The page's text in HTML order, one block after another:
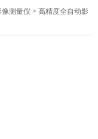
测量仪 >高精度全自动影